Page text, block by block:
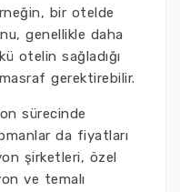
bir otelde
genellikle daha
otelin sağladığı
gerektirebilir.
sürecinde
da fiyatları
şirketleri, özel
ve temalı